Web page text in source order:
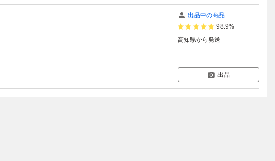
出品中の商品
98.9%
高知県から発送
出品